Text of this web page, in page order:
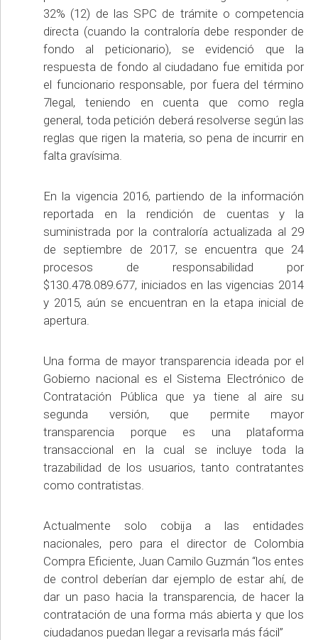
32% (12) de las SPC de trámite o competencia
directa (cuando la contraloría debe responder de
fondo al peticionario), se evidenció que la
respuesta de fondo al ciudadano fue emitida por
el funcionario responsable, por fuera del término
7legal, teniendo en cuenta que como regla
general, toda petición deberá resolverse según las
reglas que rigen la materia, so pena de incurrir en
falta gravísima.
En la vigencia 2016, partiendo de la información
reportada en la rendición de cuentas y la
suministrada por la contraloría actualizada al 29
de septiembre de 2017, se encuentra que 24
procesos de responsabilidad por
$130.478.089.677, iniciados en las vigencias 2014
y 2015, aún se encuentran en la etapa inicial de
apertura.
Una forma de mayor transparencia ideada por el
Gobierno nacional es el Sistema Electrónico de
Contratación Pública que ya tiene al aire su
segunda versión, que permite mayor
transparencia porque es una plataforma
transaccional en la cual se incluye toda la
trazabilidad de los usuarios, tanto contratantes
como contratistas.
Actualmente solo cobija a las entidades
nacionales, pero para el director de Colombia
Compra Eficiente, Juan Camilo Guzmán “los entes
de control deberían dar ejemplo de estar ahí, de
dar un paso hacia la transparencia, de hacer la
contratación de una forma más abierta y que los
ciudadanos puedan llegar a revisarla más fácil”